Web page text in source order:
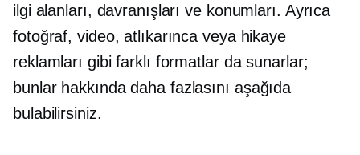
ilgi alanları, davranışları ve konumları. Ayrıca
fotoğraf, video, atlıkarınca veya hikaye
reklamları gibi farklı formatlar da sunarlar;
bunlar hakkında daha fazlasını aşağıda
bulabilirsiniz.